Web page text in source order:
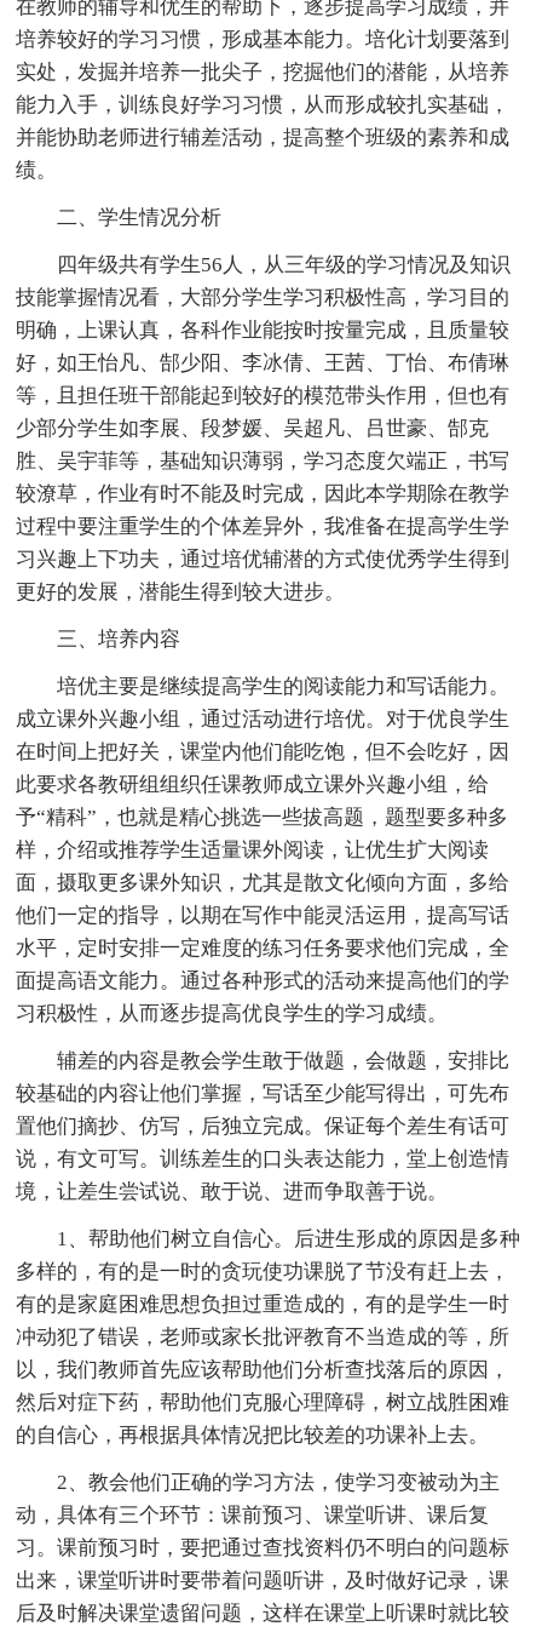
在教师的辅导和优生的帮助下，逐步提高学习成绩，并
培养较好的学习习惯，形成基本能力。培化计划要落到
实处，发掘并培养一批尖子，挖掘他们的潜能，从培养
能力入手，训练良好学习习惯，从而形成较扎实基础，
并能协助老师进行辅差活动，提高整个班级的素养和成
绩。
二、学生情况分析
四年级共有学生56人，从三年级的学习情况及知识
技能掌握情况看，大部分学生学习积极性高，学习目的
明确，上课认真，各科作业能按时按量完成，且质量较
好，如王怡凡、郜少阳、李冰倩、王茜、丁怡、布倩琳
等，且担任班干部能起到较好的模范带头作用，但也有
少部分学生如李展、段梦媛、吴超凡、吕世豪、郜克
胜、吴宇菲等，基础知识薄弱，学习态度欠端正，书写
较潦草，作业有时不能及时完成，因此本学期除在教学
过程中要注重学生的个体差异外，我准备在提高学生学
习兴趣上下功夫，通过培优辅潜的方式使优秀学生得到
更好的发展，潜能生得到较大进步。
三、培养内容
培优主要是继续提高学生的阅读能力和写话能力。
成立课外兴趣小组，通过活动进行培优。对于优良学生
在时间上把好关，课堂内他们能吃饱，但不会吃好，因
此要求各教研组组织任课教师成立课外兴趣小组，给
予“精科”，也就是精心挑选一些拔高题，题型要多种多
样，介绍或推荐学生适量课外阅读，让优生扩大阅读
面，摄取更多课外知识，尤其是散文化倾向方面，多给
他们一定的指导，以期在写作中能灵活运用，提高写话
水平，定时安排一定难度的练习任务要求他们完成，全
面提高语文能力。通过各种形式的活动来提高他们的学
习积极性，从而逐步提高优良学生的学习成绩。
辅差的内容是教会学生敢于做题，会做题，安排比
较基础的内容让他们掌握，写话至少能写得出，可先布
置他们摘抄、仿写，后独立完成。保证每个差生有话可
说，有文可写。训练差生的口头表达能力，堂上创造情
境，让差生尝试说、敢于说、进而争取善于说。
1、帮助他们树立自信心。后进生形成的原因是多种
多样的，有的是一时的贪玩使功课脱了节没有赶上去，
有的是家庭困难思想负担过重造成的，有的是学生一时
冲动犯了错误，老师或家长批评教育不当造成的等，所
以，我们教师首先应该帮助他们分析查找落后的原因，
然后对症下药，帮助他们克服心理障碍，树立战胜困难
的自信心，再根据具体情况把比较差的功课补上去。
2、教会他们正确的学习方法，使学习变被动为主
动，具体有三个环节：课前预习、课堂听讲、课后复
习。课前预习时，要把通过查找资料仍不明白的问题标
出来，课堂听讲时要带着问题听讲，及时做好记录，课
后及时解决课堂遗留问题，这样在课堂上听课时就比较